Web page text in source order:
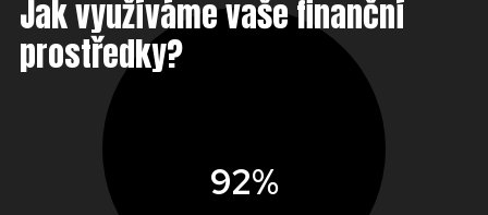
Jak využíváme vaše finanční
prostředky?
92%